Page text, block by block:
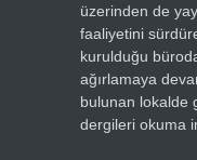
üzerinden de
faaliyetini
kurulduğu
ağırlamaya
bulunan lokalde
dergileri okuma